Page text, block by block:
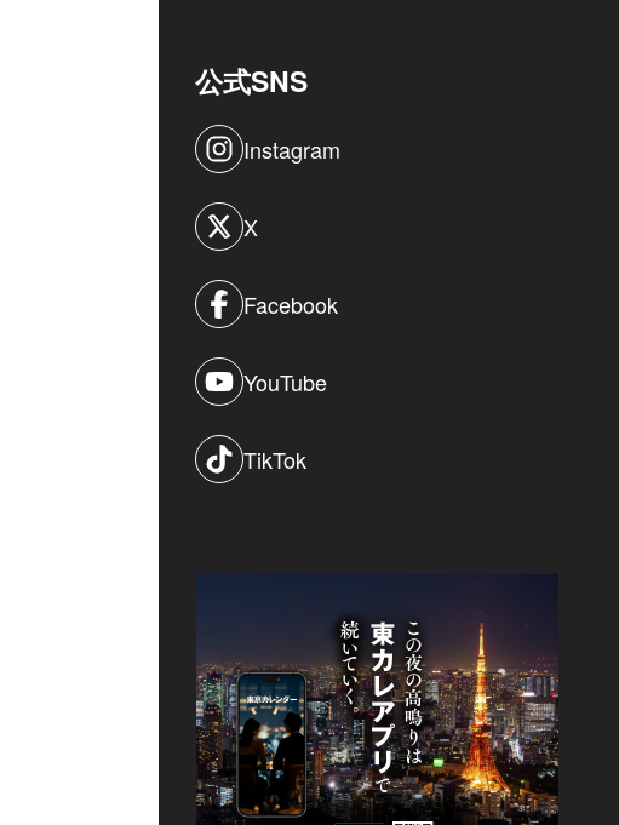
公式SNS
Instagram
X
Facebook
YouTube
TikTok